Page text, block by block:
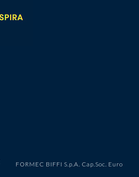
FORMEC BIFFI S.p.A. Cap.Soc. Euro